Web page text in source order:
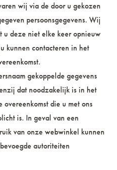
wij via de door u gekozen
persoonsgegevens. Wij
u deze niet elke keer opnieuw
kunnen contacteren in het
gekoppelde gegevens
dat noodzakelijk is in het
die u met ons
is. In geval van een
van onze webwinkel kunnen
autoriteiten